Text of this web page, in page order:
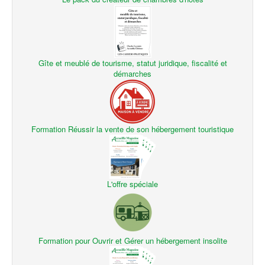
Gîte et meublé de tourisme, statut juridique, fiscalité et
démarches
Formation Réussir la vente de son hébergement touristique
L'offre spéciale
Formation pour Ouvrir et Gérer un hébergement insolite